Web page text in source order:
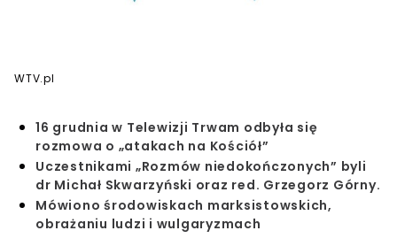
WTV.pl
16 grudnia w Telewizji Trwam odbyła się
rozmowa o „atakach na Kościół”
Uczestnikami „Rozmów niedokończonych” byli
dr Michał Skwarzyński oraz red. Grzegorz Górny.
Mówiono środowiskach marksistowskich,
obrażaniu ludzi i wulgaryzmach